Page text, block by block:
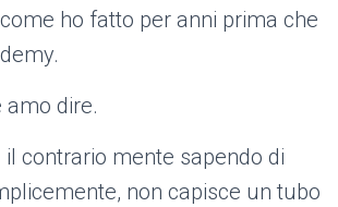
ho fatto per anni prima che
amo dire.
il contrario mente sapendo di
non capisce un tubo